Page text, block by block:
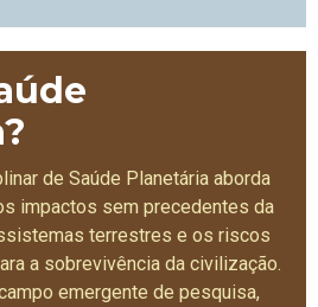
de Saúde Planetária aborda
impactos sem precedentes da
terrestres e os riscos
a sobrevivência da civilização.
emergente de pesquisa,